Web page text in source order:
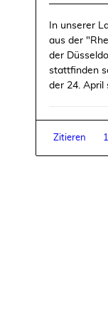
In unserer
aus der
der
stattfinden
der 24. April
Zitieren